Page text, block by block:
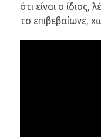
ότι είναι ο
το επιβεβαίωνε,